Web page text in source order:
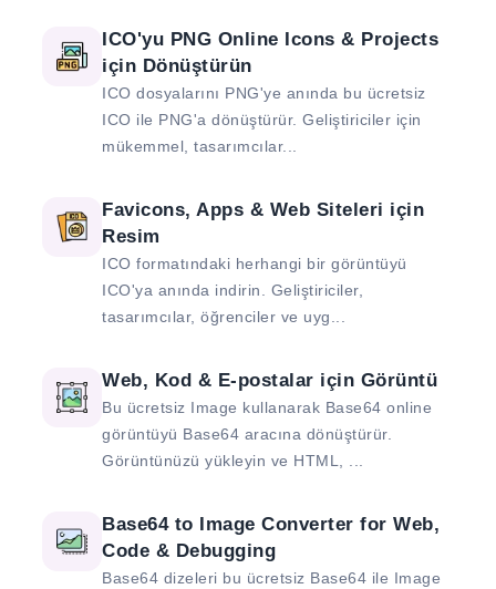
ICO'yu PNG Online Icons & Projects
için Dönüştürün
ICO dosyalarını PNG'ye anında bu ücretsiz
ICO ile PNG'a dönüştürür. Geliştiriciler için
mükemmel, tasarımcılar...
Favicons, Apps & Web Siteleri için
Resim
ICO formatındaki herhangi bir görüntüyü
ICO'ya anında indirin. Geliştiriciler,
tasarımcılar, öğrenciler ve uyg...
Web, Kod & E-postalar için Görüntü
Bu ücretsiz Image kullanarak Base64 online
görüntüyü Base64 aracına dönüştürür.
Görüntünüzü yükleyin ve HTML, ...
Base64 to Image Converter for Web,
Code & Debugging
Base64 dizeleri bu ücretsiz Base64 ile Image